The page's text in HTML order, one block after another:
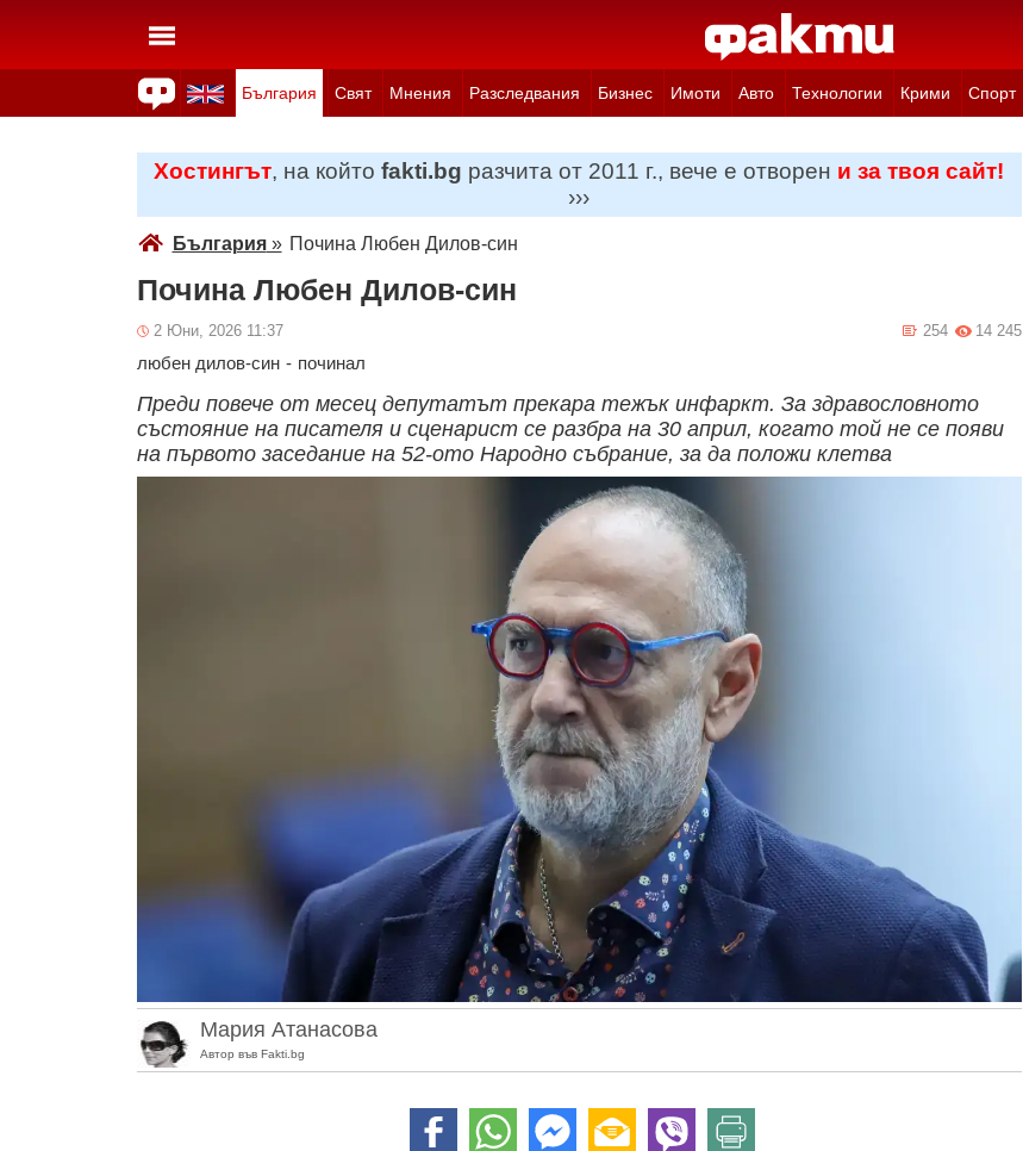
България Свят Мнения Разследвания Бизнес Имоти Авто Технологии Крими Спорт
Хостингът, на койтоfakti.bg разчита от 2011 г., вече е отворен и за твоя сайт!
›››
България» Почина Любен Дилов-син
Почина Любен Дилов-син
2 Юни, 2026 11:37 14 245
254
любен дилов-син - починал
Преди повече от месец депутатът прекара тежък инфаркт. За здравословното
състояние на писателя и сценарист се разбра на 30 април, когато той не се появи
на първото заседание на 52-ото Народно събрание, за да положи клетва
Мария Атанасова
Автор във Fakti.bg